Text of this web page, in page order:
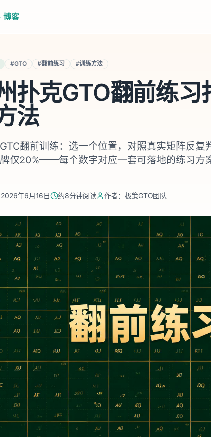
博客
#GTO #翻前练习 #训练方法
扑克GTO翻前练习
法
翻前训练：选一个位置，对照真实矩阵反复
仅20%——每个数字对应一套可落地的练习方
2026年6月16日 约8分钟阅读 作者： 极策GTO团队